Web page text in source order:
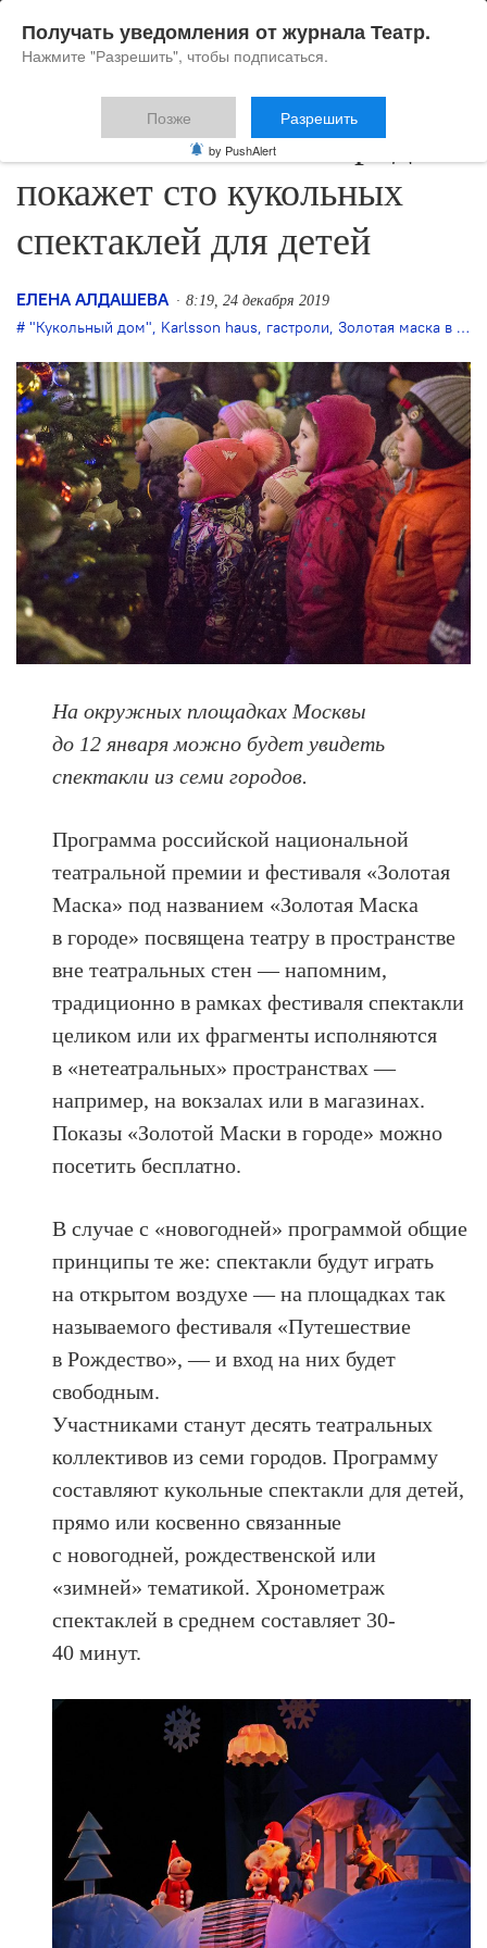
«Золотая Маска в городе»
покажет сто кукольных
спектаклей для детей
ЕЛЕНА АЛДАШЕВА 8:19, 24 декабря 2019
"Кукольный дом", Karlsson haus, гастроли, Золотая маска в городе
На окружных площадках Москвы
до 12 января можно будет увидеть
спектакли из семи городов.
Программа российской национальной
театральной премии и фестиваля «Золотая
Маска» под названием «Золотая Маска
в городе» посвящена театру в пространстве
вне театральных стен — напомним,
традиционно в рамках фестиваля спектакли
целиком или их фрагменты исполняются
в «нетеатральных» пространствах —
например, на вокзалах или в магазинах.
Показы «Золотой Маски в городе» можно
посетить бесплатно.
В случае с «новогодней» программой общие
принципы те же: спектакли будут играть
на открытом воздухе — на площадках так
называемого фестиваля «Путешествие
в Рождество», — и вход на них будет
свободным.
Участниками станут десять театральных
коллективов из семи городов. Программу
составляют кукольные спектакли для детей,
прямо или косвенно связанные
с новогодней, рождественской или
«зимней» тематикой. Хронометраж
спектаклей в среднем составляет 30-
40 минут.
Получать уведомления от журнала Театр.
Нажмите "Разрешить", чтобы подписаться.
Позже Разрешить
by PushAlert